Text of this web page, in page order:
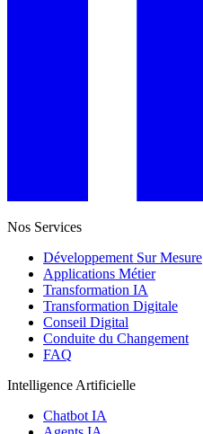
Nos Services
Développement Sur Mesure
Applications Métier
Transformation IA
Transformation Digitale
Conseil Digital
Conduite du Changement
FAQ
Intelligence Artificielle
Chatbot IA